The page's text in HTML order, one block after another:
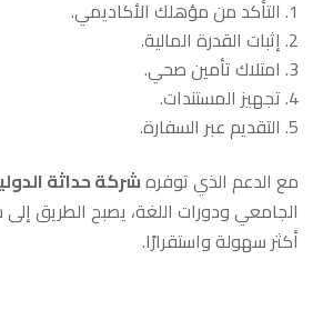
التأكد من مؤهلك الأكاديمي.
إثبات القدرة المالية.
امتلاك تأمين صحي.
تجهيز المستندات.
التقديم عبر السفارة.
مع الدعم الذي توفرهشركة حداثة
الجامعي ودورات اللغة، يصبح الطريق
أكثر سهولة واستقرارًا.